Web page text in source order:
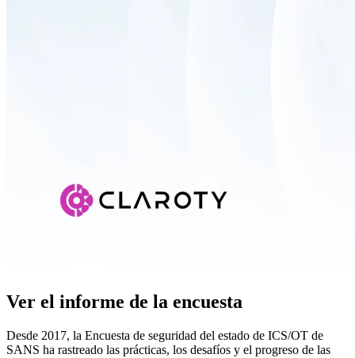
Ver el informe de la encuesta
Desde 2017, la Encuesta de seguridad del estado de ICS/OT de
SANS ha rastreado las prácticas, los desafíos y el progreso de las